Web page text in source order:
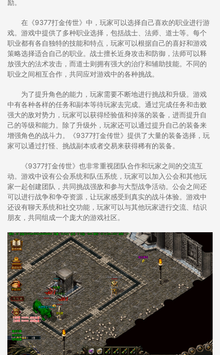
励。
在《9377打金传世》中，玩家可以选择自己喜欢的职业进行游
戏。游戏中提供了多种职业选择，包括战士、法师、道士等。每个
职业都有各自独特的技能和特点，玩家可以根据自己的喜好和游戏
策略选择适合自己的职业。战士擅长近身攻击和防御，法师可以释
放强大的法术攻击，而道士则拥有强大的治疗和辅助技能。不同的
职业之间相互合作，共同应对游戏中的各种挑战。
为了提升角色的能力，玩家需要不断地进行挑战和升级。游戏
中有各种各样的任务和副本等待玩家去完成。通过完成任务和击败
强大的敌对势力，玩家可以获得经验值和掉落的装备，进而提升自
己的等级和能力。除了升级外，玩家还可以通过提升自己的装备来
增强角色的战斗力。《9377打金传世》提供了大量的装备选择，玩
家可以通过打怪、挑战副本或者交易来获得稀有的装备。
《9377打金传世》也非常重视团队合作和玩家之间的交流互
动。游戏中设有公会系统和队伍系统，玩家可以加入公会和其他玩
家一起创建团队，共同挑战强敌和参与大型战争活动。公会之间还
可以进行战争和争夺资源，让玩家感受到真实的战斗体验。游戏中
还设有聊天系统和社交功能，玩家可以与其他玩家进行交流、结识
朋友，共同组成一个庞大的游戏社区。